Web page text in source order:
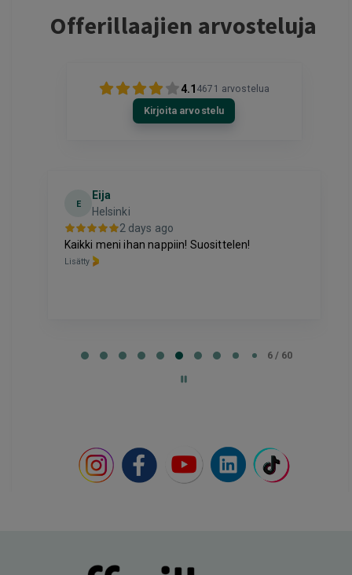
Offerillaajien arvosteluja
4.1 4671 arvostelua
Kirjoita arvostelu
E
Eija
Helsinki
2 days ago
Kaikki meni ihan nappiin! Suosittelen!
Lisätty
6 / 60